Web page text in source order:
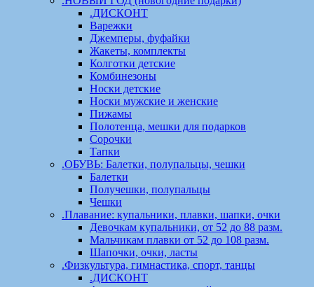
.ДИСКОНТ
Варежки
Джемперы, фуфайки
Жакеты, комплекты
Колготки детские
Комбинезоны
Носки детские
Носки мужские и женские
Пижамы
Полотенца, мешки для подарков
Сорочки
Тапки
.ОБУВЬ: Балетки, полупальцы, чешки
Балетки
Получешки, полупальцы
Чешки
.Плавание: купальники, плавки, шапки, очки
Девочкам купальники, от 52 до 88 разм.
Мальчикам плавки от 52 до 108 разм.
Шапочки, очки, ласты
.Физкультура, гимнастика, спорт, танцы
.ДИСКОНТ